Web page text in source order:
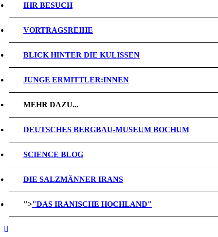
IHR BESUCH
VORTRAGSREIHE
BLICK HINTER DIE KULISSEN
JUNGE ERMITTLER:INNEN
MEHR DAZU...
DEUTSCHES BERGBAU-MUSEUM BOCHUM
SCIENCE BLOG
DIE SALZMÄNNER IRANS
">"DAS IRANISCHE HOCHLAND"